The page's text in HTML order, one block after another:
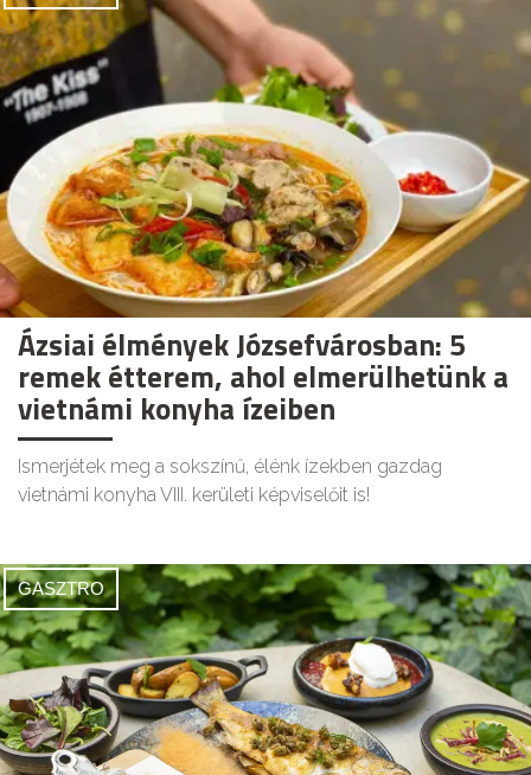
Ázsiai élmények Józsefvárosban: 5
remek étterem, ahol elmerülhetünk a
vietnámi konyha ízeiben
Ismerjétek meg a sokszínű, élénk ízekben gazdag
vietnámi konyha VIII. kerületi képviselőit is!
GASZTRO